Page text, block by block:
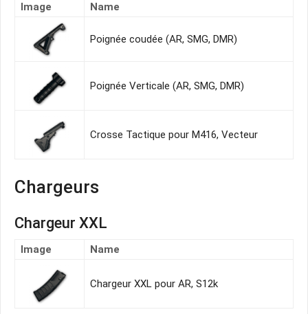
Image Name
Poignée coudée (AR, SMG, DMR)
Poignée Verticale (AR, SMG, DMR)
Crosse Tactique pour M416, Vecteur
Chargeurs
Chargeur XXL
Image Name
Chargeur XXL pour AR, S12k